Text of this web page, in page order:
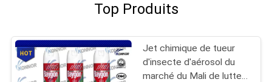
Top Produits
Jet chimique de tueur
d'insecte d'aérosol du
marché du Mali de lutte